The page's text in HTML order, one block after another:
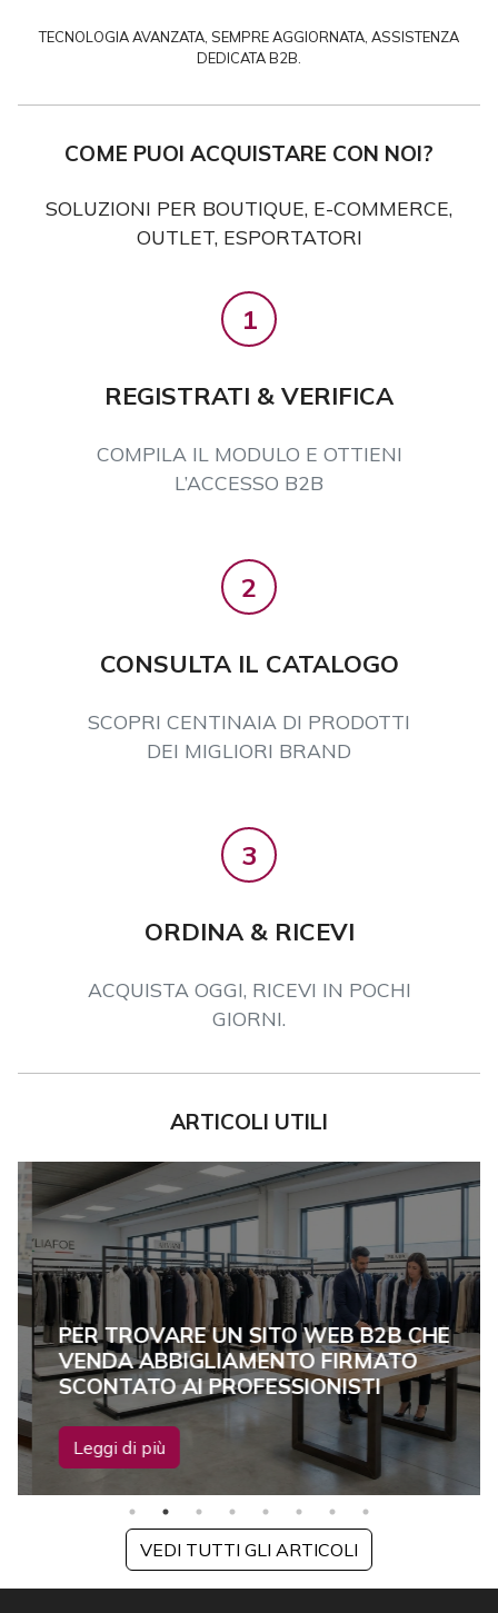
TECNOLOGIA AVANZATA, SEMPRE AGGIORNATA, ASSISTENZA
DEDICATA B2B.
COME PUOI ACQUISTARE CON NOI?
SOLUZIONI PER BOUTIQUE, E-COMMERCE,
OUTLET, ESPORTATORI
1
REGISTRATI & VERIFICA
COMPILA IL MODULO E OTTIENI
L’ACCESSO B2B
2
CONSULTA IL CATALOGO
SCOPRI CENTINAIA DI PRODOTTI
DEI MIGLIORI BRAND
3
ORDINA & RICEVI
ACQUISTA OGGI, RICEVI IN POCHI
GIORNI.
ARTICOLI UTILI
PER TROVARE UN SITO WEB B2B CHE
VENDA ABBIGLIAMENTO FIRMATO
SCONTATO AI PROFESSIONISTI
Leggi di più
VEDI TUTTI GLI ARTICOLI